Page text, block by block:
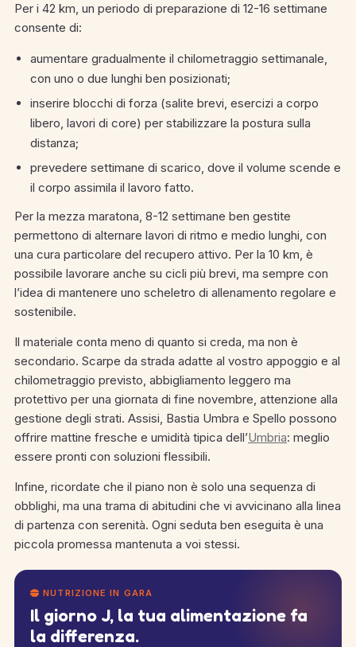
Per i 42 km, un periodo di preparazione di 12-16 settimane
consente di:
aumentare gradualmente il chilometraggio settimanale,
con uno o due lunghi ben posizionati;
inserire blocchi di forza (salite brevi, esercizi a corpo
libero, lavori di core) per stabilizzare la postura sulla
distanza;
prevedere settimane di scarico, dove il volume scende e
il corpo assimila il lavoro fatto.
Per la mezza maratona, 8-12 settimane ben gestite
permettono di alternare lavori di ritmo e medio lunghi, con
una cura particolare del recupero attivo. Per la 10 km, è
possibile lavorare anche su cicli più brevi, ma sempre con
l’idea di mantenere uno scheletro di allenamento regolare e
sostenibile.
Il materiale conta meno di quanto si creda, ma non è
secondario. Scarpe da strada adatte al vostro appoggio e al
chilometraggio previsto, abbigliamento leggero ma
protettivo per una giornata di fine novembre, attenzione alla
gestione degli strati. Assisi, Bastia Umbra e Spello possono
offrire mattine fresche e umidità tipica dell’Umbria: meglio
essere pronti con soluzioni flessibili.
Infine, ricordate che il piano non è solo una sequenza di
obblighi, ma una trama di abitudini che vi avvicinano alla linea
di partenza con serenità. Ogni seduta ben eseguita è una
piccola promessa mantenuta a voi stessi.
NUTRIZIONE IN GARA
Il giorno J, la tua alimentazione fa
la differenza.